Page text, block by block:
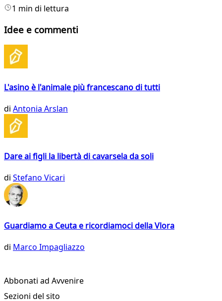
1 min di lettura
Idee e commenti
L'asino è l'animale più francescano di tutti
di Antonia Arslan
Dare ai figli la libertà di cavarsela da soli
di Stefano Vicari
Guardiamo a Ceuta e ricordiamoci della Vlora
di Marco Impagliazzo
Abbonati ad Avvenire
Sezioni del sito